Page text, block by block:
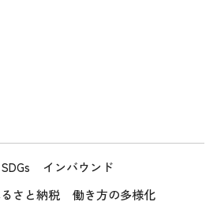
SDGs
インバウンド
さと納税
働き方の多様化